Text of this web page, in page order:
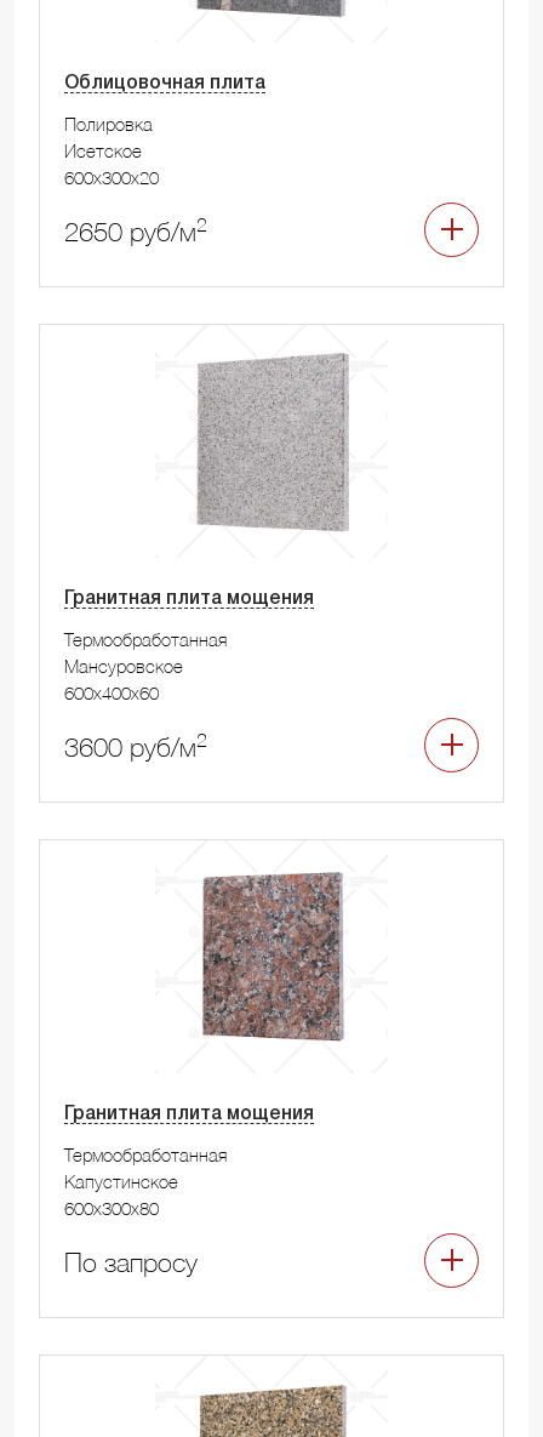
Облицовочная плита
Полировка
Исетское
600x300x20
2650 руб/м2
Гранитная плита мощения
Термообработанная
Мансуровское
600x400x60
3600 руб/м2
Гранитная плита мощения
Термообработанная
Капустинское
600x300x80
По запросу